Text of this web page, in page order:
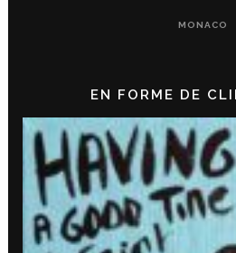
MONACO
EN FORME DE